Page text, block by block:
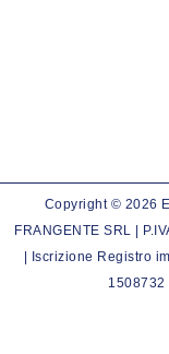
Copyright © 2026
FRANGENTE SRL |
| Iscrizione Registro
1508732 |